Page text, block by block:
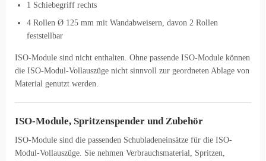
1 Schiebegriff rechts
4 Rollen Ø 125 mm mit Wandabweisern, davon 2 Rollen
feststellbar
ISO-Module sind nicht enthalten. Ohne passende ISO-Module können
die ISO-Modul-Vollauszüge nicht sinnvoll zur geordneten Ablage von
Material genutzt werden.
ISO-Module, Spritzenspender und Zubehör
ISO-Module sind die passenden Schubladeneinsätze für die ISO-
Modul-Vollauszüge. Sie nehmen Verbrauchsmaterial, Spritzen,